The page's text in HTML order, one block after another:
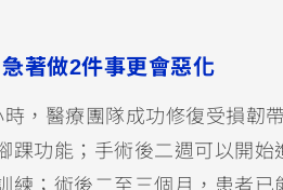
著做2件事更會惡化
，醫療團隊成功修復受損韌
踝功能；手術後二週可以開